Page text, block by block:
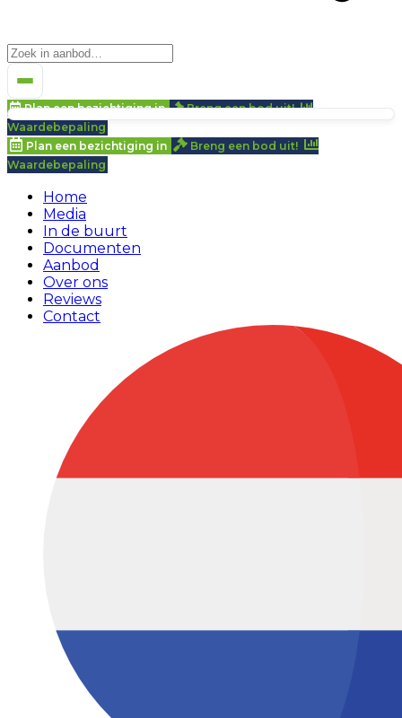
Plan een bezichtiging in
Breng een bod uit!
Waardebepaling
Plan een bezichtiging in
Breng een bod uit!
Waardebepaling
Home
Media
In de buurt
Documenten
Aanbod
Over ons
Reviews
Contact